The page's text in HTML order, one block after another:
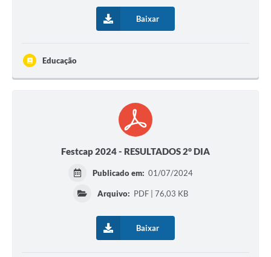
Baixar
Educação
Festcap 2024 - RESULTADOS 2° DIA
Publicado em: 01/07/2024
Arquivo: PDF | 76,03 KB
Baixar